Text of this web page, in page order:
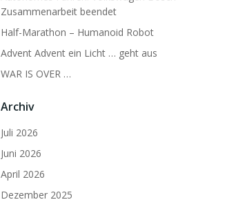
Zusammenarbeit beendet
Half-Marathon – Humanoid Robot
Advent Advent ein Licht … geht aus
WAR IS OVER …
Archiv
Juli 2026
Juni 2026
April 2026
Dezember 2025